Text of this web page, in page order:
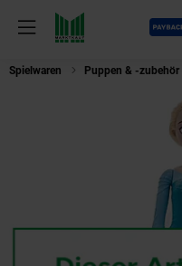
Menü
Spielwaren Puppen & -zubehör